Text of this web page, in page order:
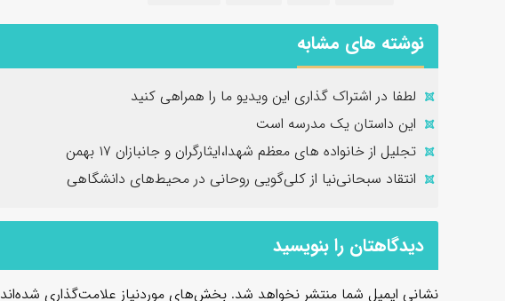
نوشته های مشابه
لطفا در اشتراک گذاری این ویدیو ما را همراهی کنید
این داستان یک مدرسه است
تجلیل از خانواده های معظم شهدا،ایثارگران و جانبازان ۱۷ بهمن
انتقاد سبحانی‌نیا از کلی‌گویی روحانی در محیط‌های دانشگاهی
دیدگاهتان را بنویسید
نشانی ایمیل شما منتشر نخواهد شد. بخش‌های موردنیاز علامت‌گذاری شده‌اند